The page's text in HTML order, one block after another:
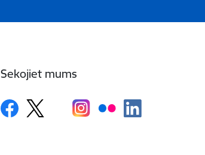
Sekojiet mums